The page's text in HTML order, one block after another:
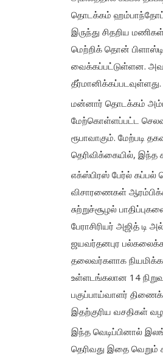
தொடக்கம்
இருந்து சிதறிய
மெற்றிக் தொன்
வைக்கப்பட்டுள்ளன.
தீர்மானிக்கப்படவுள்ளது.
மன்னார் தொடக்கம்
மேற்கொள்ளப்பட்ட
ரூபாவாகும். மேற்படி
தெரிவிக்கையில், இந்த
எக்ஸ்பிரஸ் பேர்ல் கப்பல்
விசாரணைகள்
சுற்றுச்சூழல்
பேராசிரியர் அஜித்
ஜயவர்தனபுர
தலைவர்களாக
உள்ளடங்கலான 14
பகுப்பாய்வாளர்
இதற்குரிய வசதிகள்
இந்த வெடிப்பினால்
தெரிவது இதை